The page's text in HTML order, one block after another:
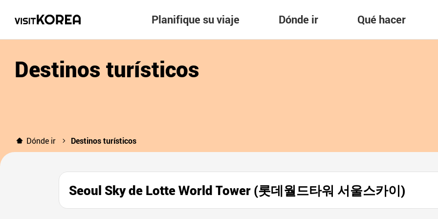
Planifique su viaje Dónde ir Qué hacer
Destinos turísticos
Dónde ir Destinos turísticos
Seoul Sky de Lotte World Tower (롯데월드타워 서울스카이)